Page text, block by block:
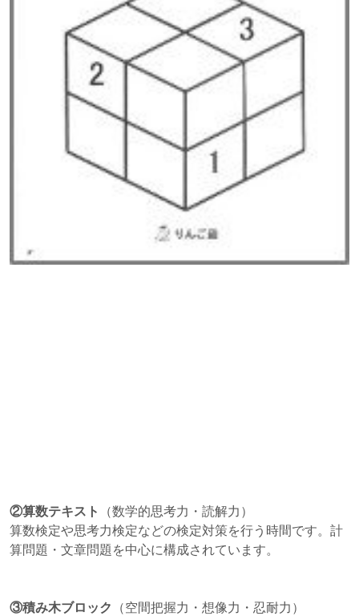
②算数テキスト
（数学的思考力・読解力）
算数検定や思考力検定などの検定対策を行う時間です。計
算問題・文章問題を中心に構成されています。
③積み木ブロック
（空間把握力・想像力・忍耐力）